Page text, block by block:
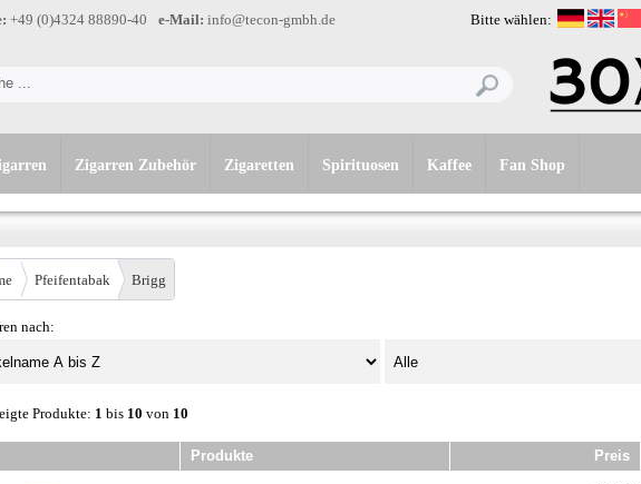
Bitte wählen:
+49 (0)4324 88890-40 e-Mail: info@tecon-gmbh.de
Zigarren Zubehör Zigaretten Spirituosen Kaffee Fan Shop
Pfeifentabak Brigg
nach:
Produkte: 1 bis 10 von 10
Produkte Preis